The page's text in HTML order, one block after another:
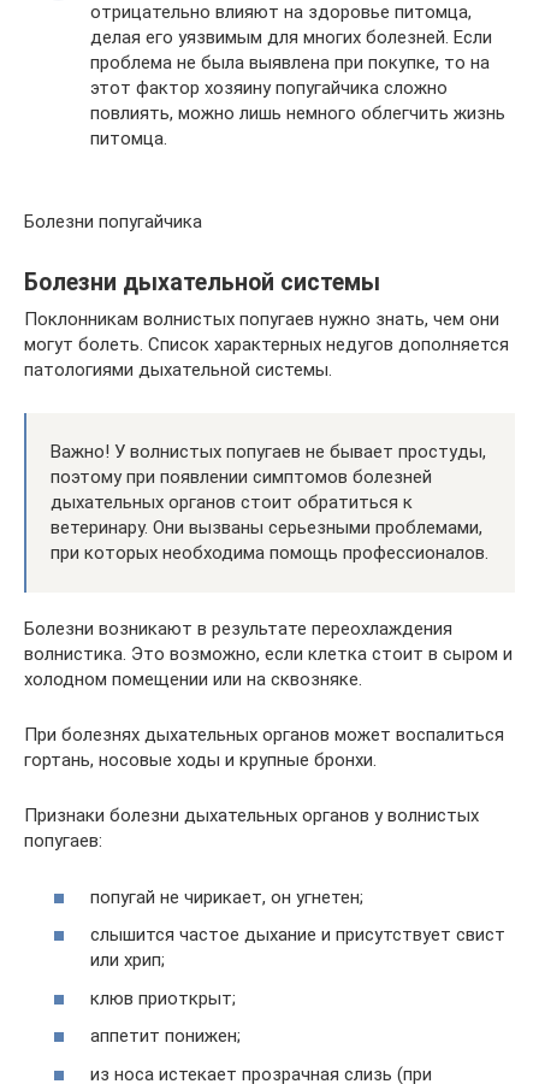
отрицательно влияют на здоровье питомца,
делая его уязвимым для многих болезней. Если
проблема не была выявлена при покупке, то на
этот фактор хозяину попугайчика сложно
повлиять, можно лишь немного облегчить жизнь
питомца.
Болезни попугайчика
Болезни дыхательной системы
Поклонникам волнистых попугаев нужно знать, чем они
могут болеть. Список характерных недугов дополняется
патологиями дыхательной системы.
Важно! У волнистых попугаев не бывает простуды,
поэтому при появлении симптомов болезней
дыхательных органов стоит обратиться к
ветеринару. Они вызваны серьезными проблемами,
при которых необходима помощь профессионалов.
Болезни возникают в результате переохлаждения
волнистика. Это возможно, если клетка стоит в сыром и
холодном помещении или на сквозняке.
При болезнях дыхательных органов может воспалиться
гортань, носовые ходы и крупные бронхи.
Признаки болезни дыхательных органов у волнистых
попугаев:
попугай не чирикает, он угнетен;
слышится частое дыхание и присутствует свист
или хрип;
клюв приоткрыт;
аппетит понижен;
из носа истекает прозрачная слизь (при